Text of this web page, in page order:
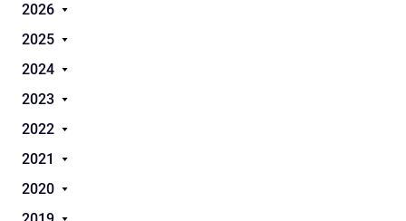
2026
2025
2024
2023
2022
2021
2020